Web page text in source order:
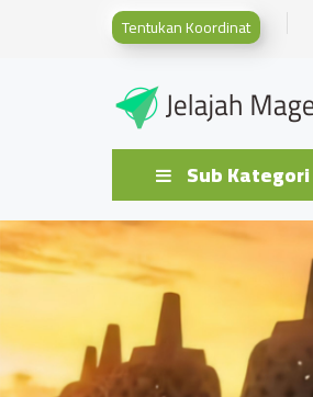
Tentukan Koordinat
Sub Kategori